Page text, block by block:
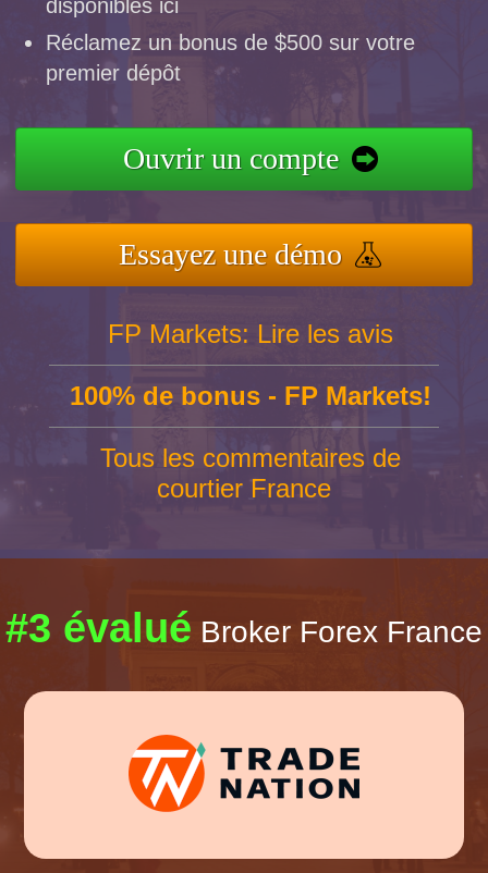
disponibles ici
Réclamez un bonus de $500 sur votre
premier dépôt
Ouvrir un compte
Essayez une démo
FP Markets: Lire les avis
100% de bonus - FP Markets!
Tous les commentaires de
courtier France
#3 évalué Broker Forex France